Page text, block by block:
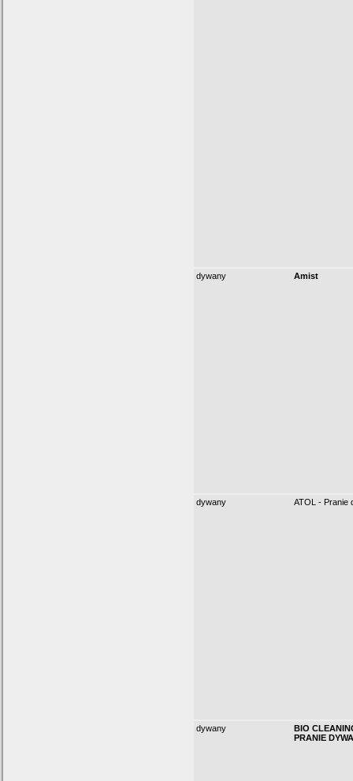
dywany Amist
dywany ATOL - Pranie
dywany
BIO
PRANIE